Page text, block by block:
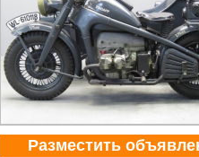
Разместить